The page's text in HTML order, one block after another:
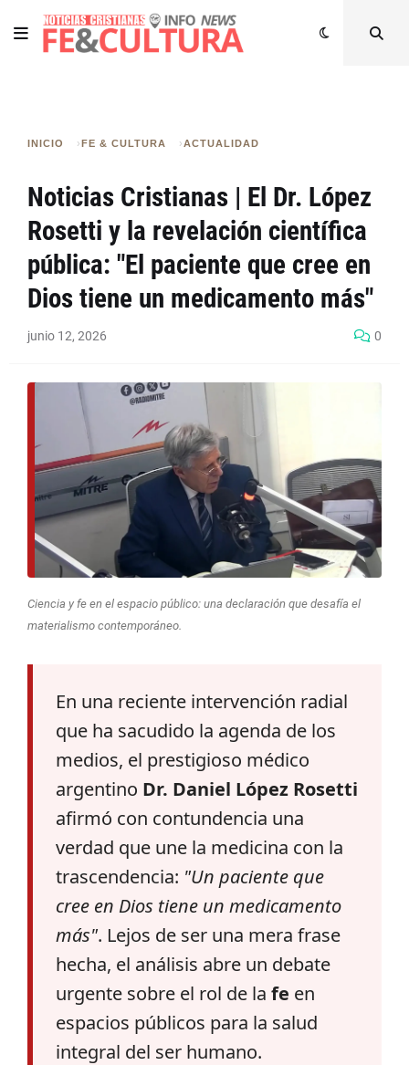
INICIO FE & CULTURA ACTUALIDAD
Noticias Cristianas | El Dr. López
Rosetti y la revelación científica
pública: "El paciente que cree en
Dios tiene un medicamento más"
junio 12, 2026 0
Ciencia y fe en el espacio público: una declaración que desafía el
materialismo contemporáneo.
En una reciente intervención radial
que ha sacudido la agenda de los
medios, el prestigioso médico
argentino Dr. Daniel López Rosetti
afirmó con contundencia una
verdad que une la medicina con la
trascendencia: "Un paciente que
cree en Dios tiene un medicamento
más". Lejos de ser una mera frase
hecha, el análisis abre un debate
urgente sobre el rol de la fe en
espacios públicos para la salud
integral del ser humano.